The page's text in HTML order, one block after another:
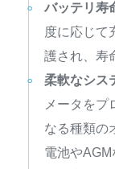
バッテリ寿
度に応じて
護され、寿
柔軟なシス
メータをプ
なる種類の
電池やAGM